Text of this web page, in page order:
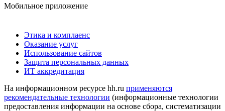
Мобильное приложение
Этика и комплаенс
Оказание услуг
Использование сайтов
Защита персональных данных
ИТ аккредитация
На информационном ресурсе hh.ru применяются
рекомендательные технологии (информационные технологии
предоставления информации на основе сбора, систематизации